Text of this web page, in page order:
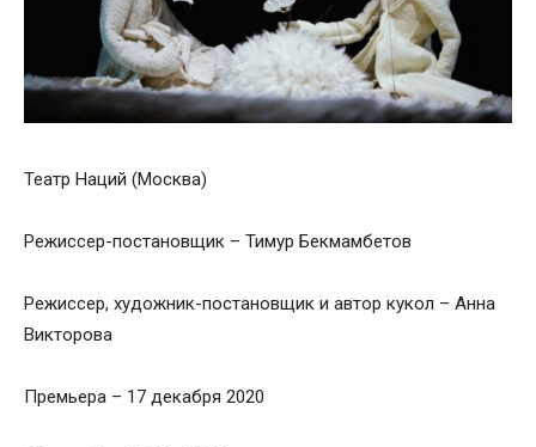
Театр Наций (Москва)
Режиссер-постановщик – Тимур Бекмамбетов
Режиссер, художник-постановщик и автор кукол – Анна
Викторова
Премьера – 17 декабря 2020